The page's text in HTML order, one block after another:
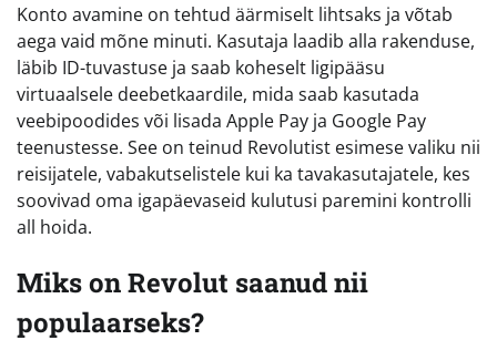
Konto avamine on tehtud äärmiselt lihtsaks ja võtab
aega vaid mõne minuti. Kasutaja laadib alla rakenduse,
läbib ID-tuvastuse ja saab koheselt ligipääsu
virtuaalsele deebetkaardile, mida saab kasutada
veebipoodides või lisada Apple Pay ja Google Pay
teenustesse. See on teinud Revolutist esimese valiku nii
reisijatele, vabakutselistele kui ka tavakasutajatele, kes
soovivad oma igapäevaseid kulutusi paremini kontrolli
all hoida.
Miks on Revolut saanud nii
populaarseks?